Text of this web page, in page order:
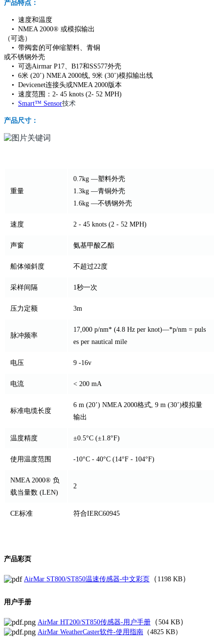
产品特点：
• 速度和温度
• NMEA 2000® 或模拟输出
（可选）
• 带阀套的可伸缩塑料、青铜
或不锈钢外壳
• 可选Airmar P17、B17和SS577外壳
• 6米 (20’) NMEA 2000线, 9米 (30’)模拟输出线
• Devicenet连接头或NMEA 2000版本
• 速度范围：2- 45 knots (2- 52 MPH)
• Smart™ Sensor技术
产品尺寸：
重量
0.7kg —塑料外壳
1.3kg —青铜外壳
1.6kg —不锈钢外壳
速度 2 - 45 knots (2 - 52 MPH)
声窗 氨基甲酸乙酯
船体倾斜度 不超过22度
采样间隔 1秒一次
压力定额 3m
脉冲频率
17,000 p/nm* (4.8 Hz per knot)—*p/nm = puls
es per nautical mile
电压 9 -16v
电流 < 200 mA
标准电缆长度
6 m (20’) NMEA 2000格式, 9 m (30’)模拟量
输出
温度精度 ±0.5°C (±1.8°F)
使用温度范围 -10°C - 40°C (14°F - 104°F)
NMEA 2000® 负
载当量数 (LEN)
2
CE标准 符合IERC60945
产品彩页
AirMar ST800/ST850温速传感器-中文彩页 （ 1198 KB）
用户手册
AirMar HT200/ST850传感器-用户手册 （504 KB）
AirMar WeatherCaster软件-使用指南 （4825 KB）